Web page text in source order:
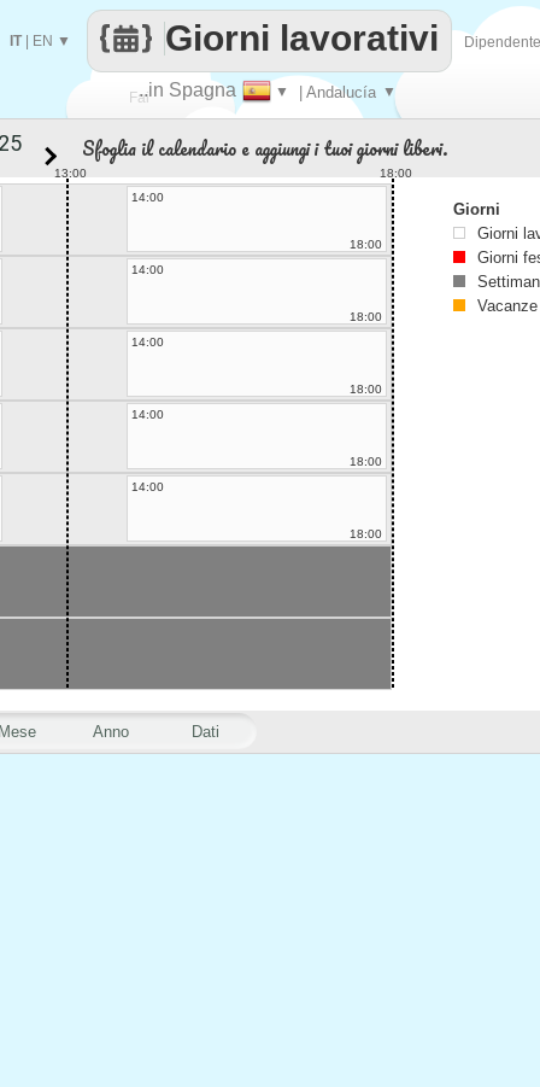
Fai..in Spagna ▼ | Andalucía ▼
Giorni lavorativi
IT| EN ▼
Anno Dati
Sfoglia il calendario e aggiungi i tuoi giorni liberi.
13:00
18:00
14:00
18:00
14:00
18:00
14:00
18:00
14:00
18:00
14:00
18:00
Giorni
Giorni
Giorni
Vacanze